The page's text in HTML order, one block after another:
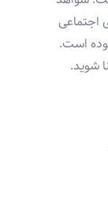
اجتماعی
است.
شوید.